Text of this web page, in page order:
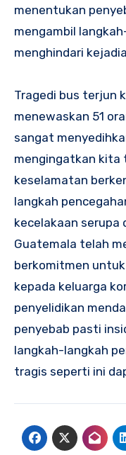
menentukan
mengambil
menghindari
Tragedi bus terjun
menewaskan 51
sangat
mengingatkan kita
keselamatan
langkah
kecelakaan serupa
Guatemala telah
berkomitmen
kepada keluarga
penyelidikan
penyebab pasti
langkah-langkah
tragis seperti ini